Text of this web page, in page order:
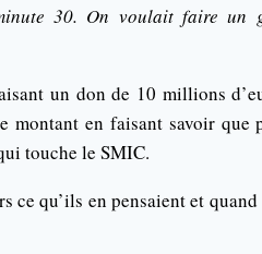
30. On voulait faire un
un don de 10 millions
en faisant savoir que
touche le SMIC.
ce qu’ils en pensaient et